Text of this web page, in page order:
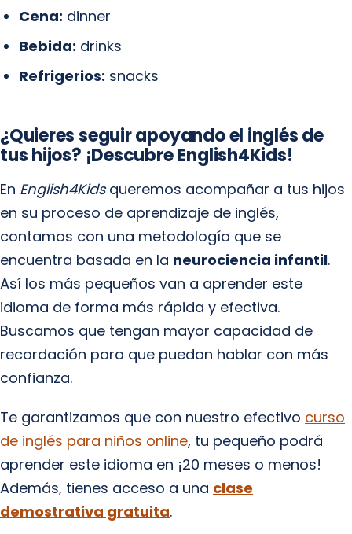
Cena: dinner
Bebida: drinks
Refrigerios: snacks
¿Quieres seguir apoyando el inglés de
tus hijos? ¡Descubre English4Kids!
En English4Kidsqueremos acompañar a tus hijos
en su proceso de aprendizaje de inglés,
contamos con una metodología que se
encuentra basada en la neurociencia infantil.
Así los más pequeños van a aprender este
idioma de forma más rápida y efectiva.
Buscamos que tengan mayor capacidad de
recordación para que puedan hablar con más
confianza.
Te garantizamos que con nuestro efectivo curso
de inglés para niños online, tu pequeño podrá
aprender este idioma en ¡20 meses o menos!
Además, tienes acceso a una clase
demostrativa gratuita.